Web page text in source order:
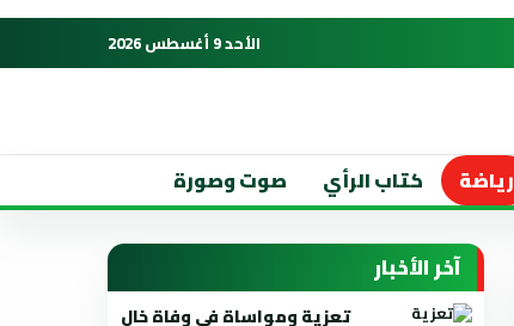
الأحد 9 أغسطس 2026
رياضة كتاب الرأي صوت وصورة
آخر الأخبار
تعزية ومواساة في وفاة خال